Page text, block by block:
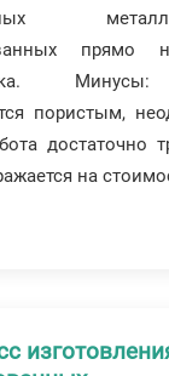
прямо
пористым,
достаточно
на